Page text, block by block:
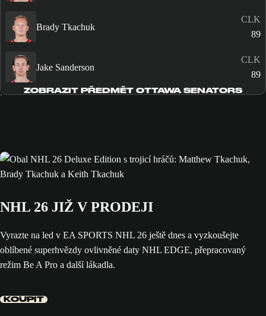
Brady Tkachuk
CLK
89
Jake Sanderson
CLK
89
ZOBRAZIT PŘEDMĚT OTTAWA SENATORS
NHL 26 JIŽ V PRODEJI
Vyrazte na led v EA SPORTS NHL 26 ještě dnes a vyzkoušejte
oblíbené superhvězdy ovlivněné daty NHL EDGE, přepracovaný
režim Be A Pro a další lákadla.
KOUPIT